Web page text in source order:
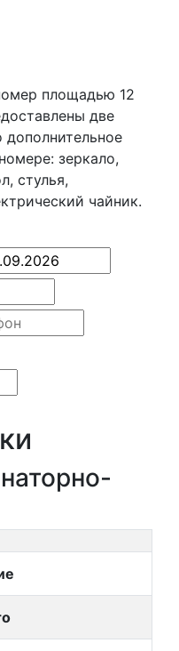
площадью 12
две
зеркало,
стулья,
чайник.